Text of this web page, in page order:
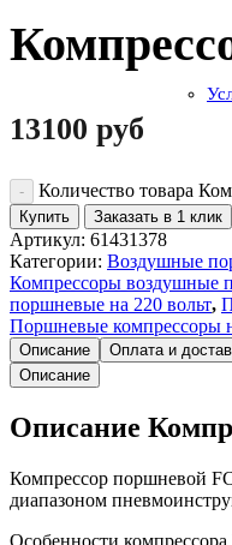
13100 руб
Количество товара
Купить Заказать в 1 клик
Артикул: 61431378
Категории: Воздушные
Компрессоры воздушные
поршневые на 220 вольт,
Поршневые компрессоры
Описание
Оплата и
Описание
Описание
Компрессор поршневой
диапазоном
Особенности